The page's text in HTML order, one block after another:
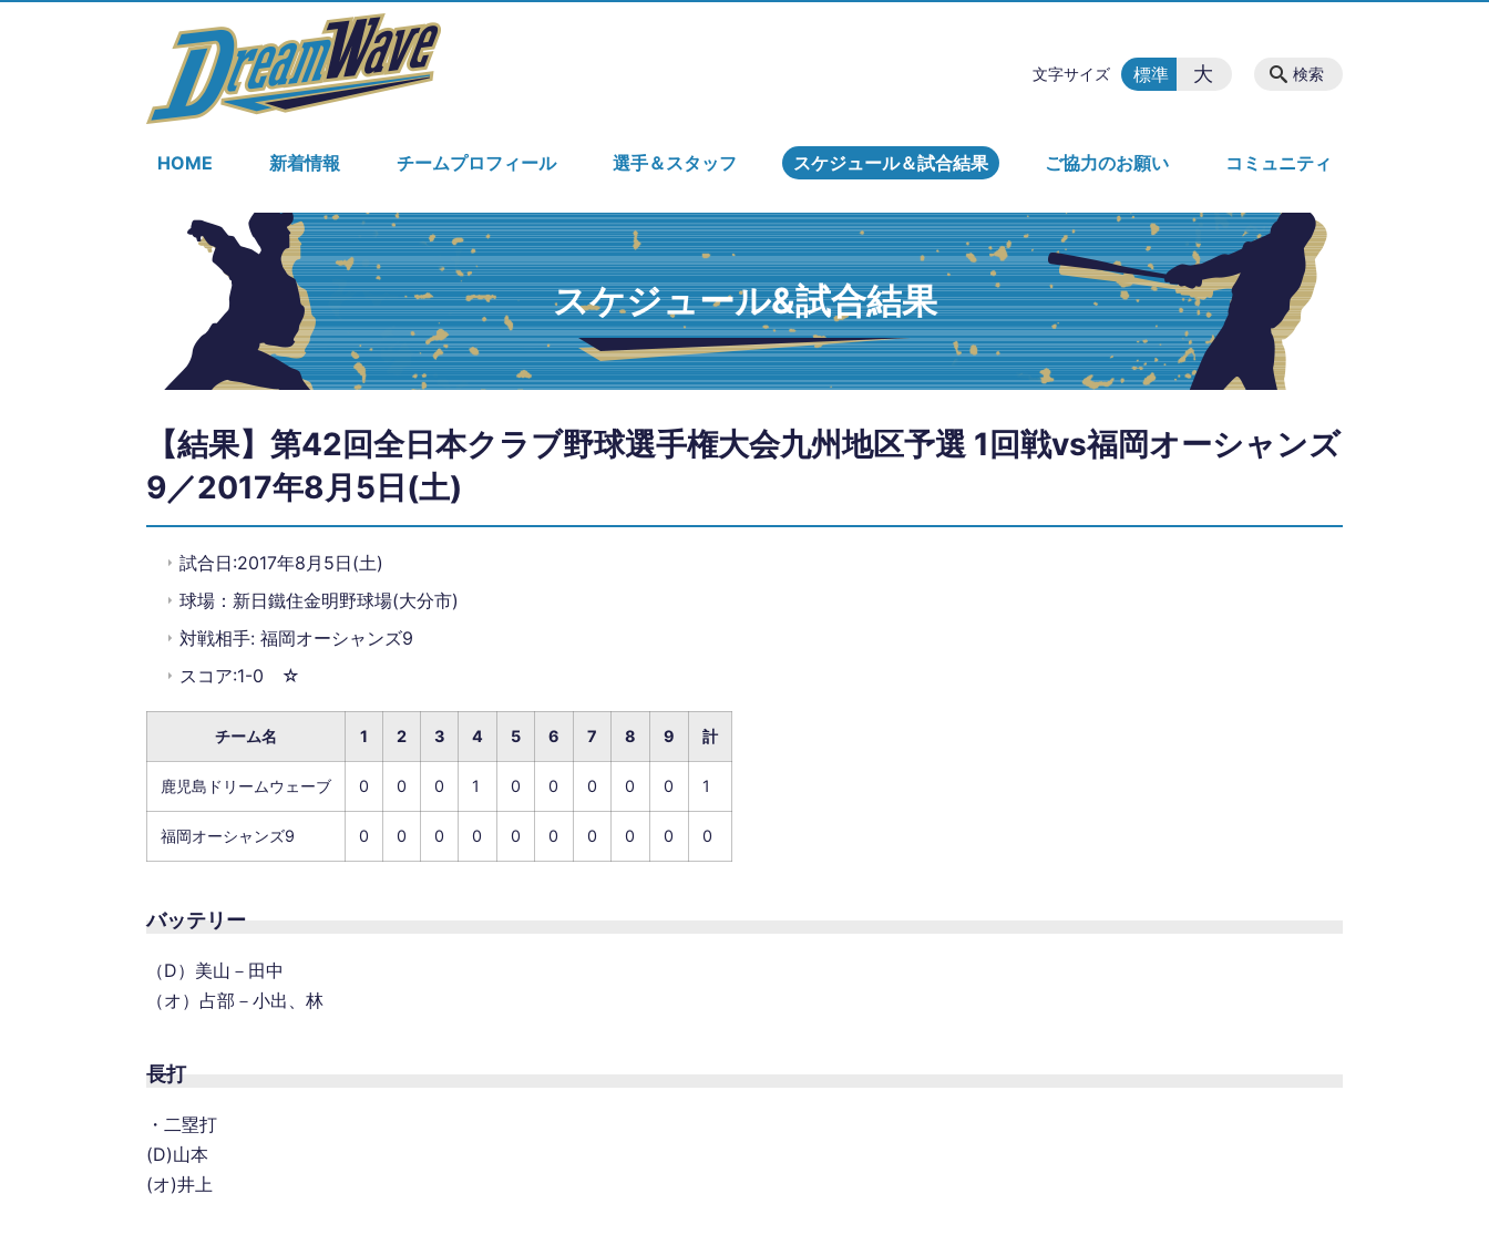
HOME 新着情報 チームプロフィール 選手＆スタッフ スケジュール＆試合結果 ご協力のお願い コミュニティ
検索
文字サイズ 標準 大
スケジュール&試合結果
【結果】第42回全日本クラブ野球選手権大会九州地区予選 1回戦vs福岡オーシャンズ
9／2017年8月5日(土)
試合日:2017年8月5日(土)
球場：新日鐵住金明野球場(大分市)
対戦相手: 福岡オーシャンズ9
スコア:1-0 ☆
チーム名 1 2 3 4 5 6 7 8 9 計
鹿児島ドリームウェーブ 0 0 0 1 0 0 0 0 0 1
福岡オーシャンズ9 0 0 0 0 0 0 0 0 0 0
バッテリー
（D）美山－田中
（オ）占部－小出、林
長打
・二塁打
(D)山本
(オ)井上